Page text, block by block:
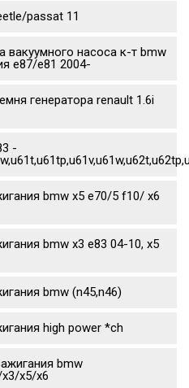
passat 11
вакуумного насоса к-т bmw
e87/e81 2004-
генератора renault 1.6i
-
bmw x5 e70/5 f10/ x6
bmw x3 e83 04-10, x5
bmw (n45,n46)
high power *ch
bmw
x5/x6